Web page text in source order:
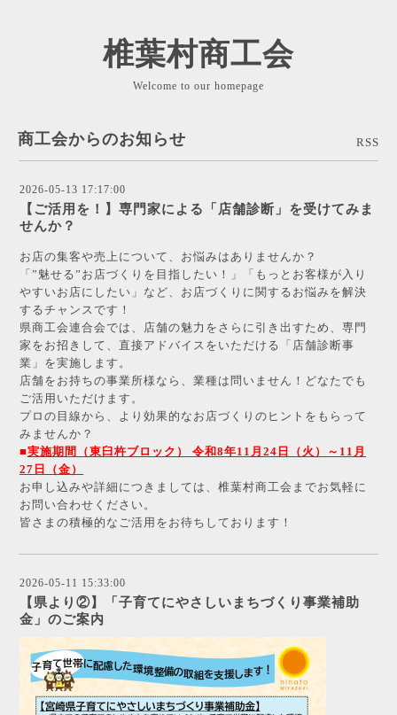
椎葉村商工会
Welcome to our homepage
商工会からのお知らせ RSS
2026-05-13 17:17:00
【ご活用を！】専門家による「店舗診断」を受けてみま
せんか？
お店の集客や売上について、お悩みはありませんか？
「”魅せる”お店づくりを目指したい！」「もっとお客様が入り
やすいお店にしたい」など、お店づくりに関するお悩みを解決
するチャンスです！
県商工会連合会では、店舗の魅力をさらに引き出すため、専門
家をお招きして、直接アドバイスをいただける「店舗診断事
業」を実施します。
店舗をお持ちの事業所様なら、業種は問いません！どなたでも
ご活用いただけます。
プロの目線から、より効果的なお店づくりのヒントをもらって
みませんか？
■実施期間（東臼杵ブロック）
令和8年11月24日（火）～11月
27日（金）
お申し込みや詳細につきましては、椎葉村商工会までお気軽に
お問い合わせください。
皆さまの積極的なご活用をお待ちしております！
2026-05-11 15:33:00
【県より②】「子育てにやさしいまちづくり事業補助
金」のご案内